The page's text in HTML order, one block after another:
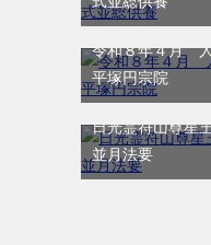
令和８年４月
平塚円宗院
日光霊符山尊星
並月法要